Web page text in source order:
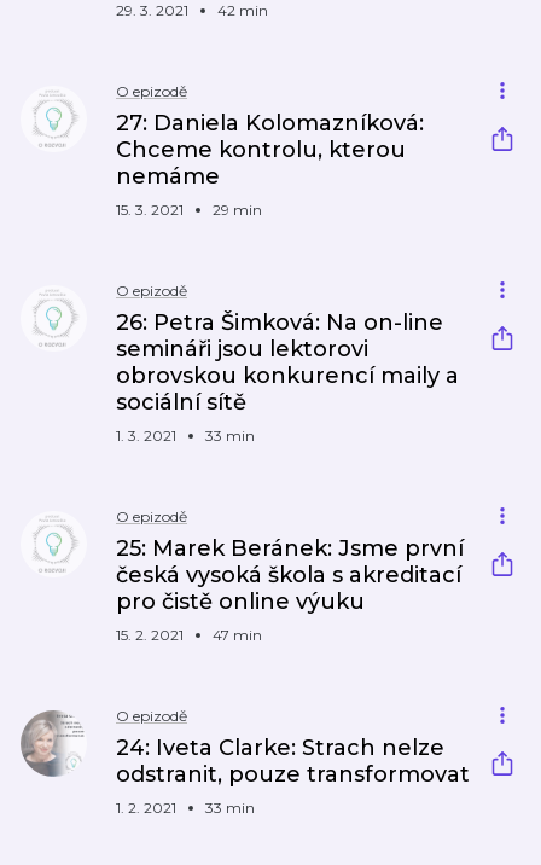
29. 3. 2021 42 min
O epizodě
27: Daniela Kolomazníková:
Chceme kontrolu, kterou
nemáme
15. 3. 2021 29 min
O epizodě
26: Petra Šimková: Na on-line
semináři jsou lektorovi
obrovskou konkurencí maily a
sociální sítě
1. 3. 2021 33 min
O epizodě
25: Marek Beránek: Jsme první
česká vysoká škola s akreditací
pro čistě online výuku
15. 2. 2021 47 min
O epizodě
24: Iveta Clarke: Strach nelze
odstranit, pouze transformovat
1. 2. 2021 33 min